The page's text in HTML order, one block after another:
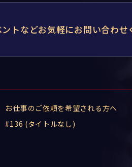
トなどお気軽にお問い合わせ
お仕事のご依頼を希望される方へ
#136 (タイトルなし)